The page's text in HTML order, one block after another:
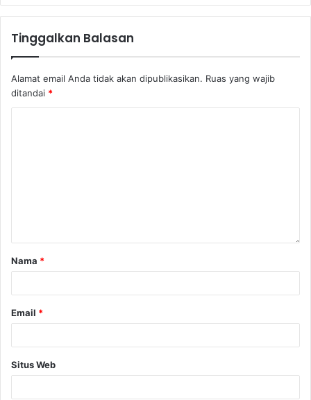
Tinggalkan Balasan
Alamat email Anda tidak akan dipublikasikan. Ruas yang wajib
ditandai *
Nama *
Email *
Situs Web